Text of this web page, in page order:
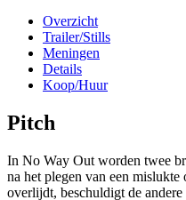
Overzicht
Trailer/Stills
Meningen
Details
Koop/Huur
Pitch
In No Way Out worden twee
na het plegen van een mislukte
overlijdt, beschuldigt de